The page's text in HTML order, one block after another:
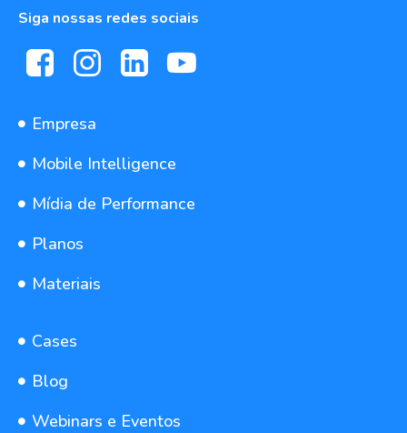
Siga nossas redes sociais
Empresa
Mobile Intelligence
Mídia de Performance
Planos
Materiais
Cases
Blog
Webinars e Eventos